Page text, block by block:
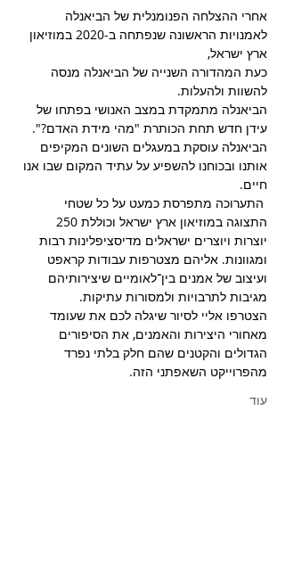
אחרי ההצלחה הפנומנלית של הביאנלה
לאמנויות הראשונה שנפתחה ב-2020 במוזיאון
ארץ ישראל,
כעת המהדורה השנייה של הביאנלה מנסה
להשוות ולהעלות.
הביאנלה מתמקדת במצב האנושי בפתחו של
עידן חדש תחת הכותרת "מהי מידת האדם?".
הביאנלה עוסקת במעגלים השונים המקיפים
אותנו ובכוחנו להשפיע על עתיד המקום שבו אנו
חיים.
התערוכה מתפרסת כמעט על כל שטחי
יוצרות ויוצרים ישראלים מדיסציפלינות רבות
ומגוונות. אליהם מצטרפות עבודות קראפט
ועיצוב של אמנים בין־לאומיים שיצירותיהם
מגיבות לתרבויות ולמסורות עתיקות.
הצטרפו אליי לסיור שיגלה לכם את שעומד
מאחורי היצירות והאמנים, את הסיפורים
הגדולים והקטנים שהם חלק בלתי נפרד
מהפרוייקט השאפתני הזה.
עוד